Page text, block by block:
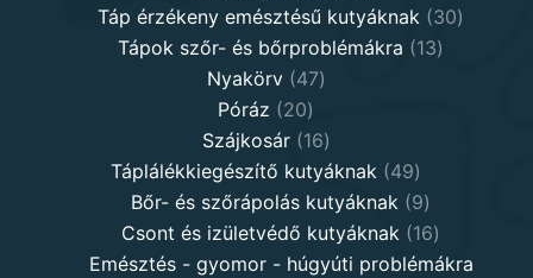
products
Táp érzékeny emésztésű kutyáknak 3030
Tápok szőr- és bőrproblémákra 1313
Nyakörv 4747
Póráz 2020
products
Szájkosár 1616
products
Táplálékkiegészítő kutyáknak 4949
products
Bőr- és szőrápolás kutyáknak 99
products
Csont és izületvédő kutyáknak 1616
products
Emésztés - gyomor - húgyúti problémákra